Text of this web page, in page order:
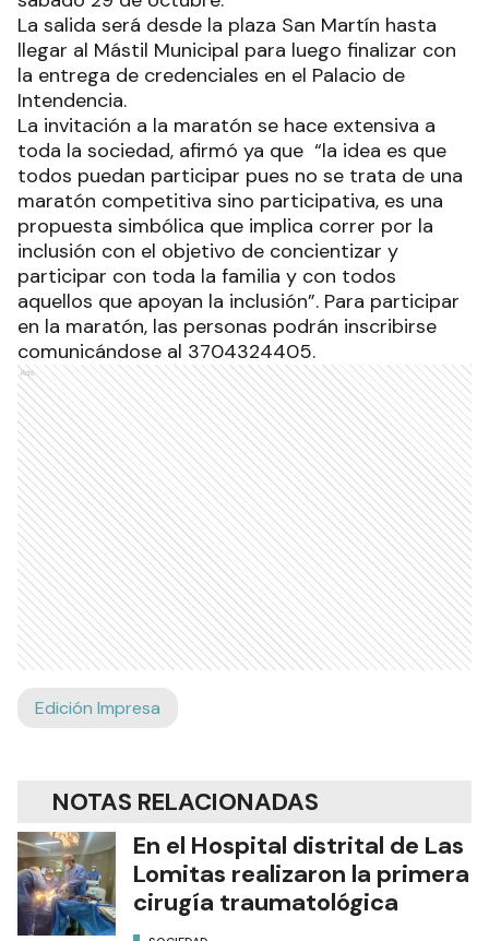
La salida será desde la plaza San Martín hasta
llegar al Mástil Municipal para luego finalizar con
la entrega de credenciales en el Palacio de
Intendencia.
La invitación a la maratón se hace extensiva a
toda la sociedad, afirmó ya que “la idea es que
todos puedan participar pues no se trata de una
maratón competitiva sino participativa, es una
propuesta simbólica que implica correr por la
inclusión con el objetivo de concientizar y
participar con toda la familia y con todos
aquellos que apoyan la inclusión”. Para participar
en la maratón, las personas podrán inscribirse
comunicándose al 3704324405.
Ads
Edición Impresa
NOTAS RELACIONADAS
En el Hospital distrital de Las
Lomitas realizaron la primera
cirugía traumatológica